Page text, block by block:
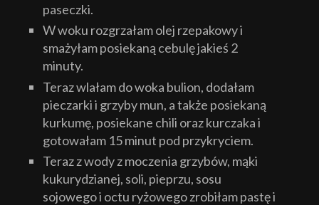
paseczki.
W woku rozgrzałam olej rzepakowy i
smażyłam posiekaną cebulę jakieś 2
minuty.
Teraz wlałam do woka bulion, dodałam
pieczarki i grzyby mun, a także posiekaną
kurkumę, posiekane chili oraz kurczaka i
gotowałam 15 minut pod przykryciem.
Teraz z wody z moczenia grzybów, mąki
kukurydzianej, soli, pieprzu, sosu
sojowego i octu ryżowego zrobiłam pastę i